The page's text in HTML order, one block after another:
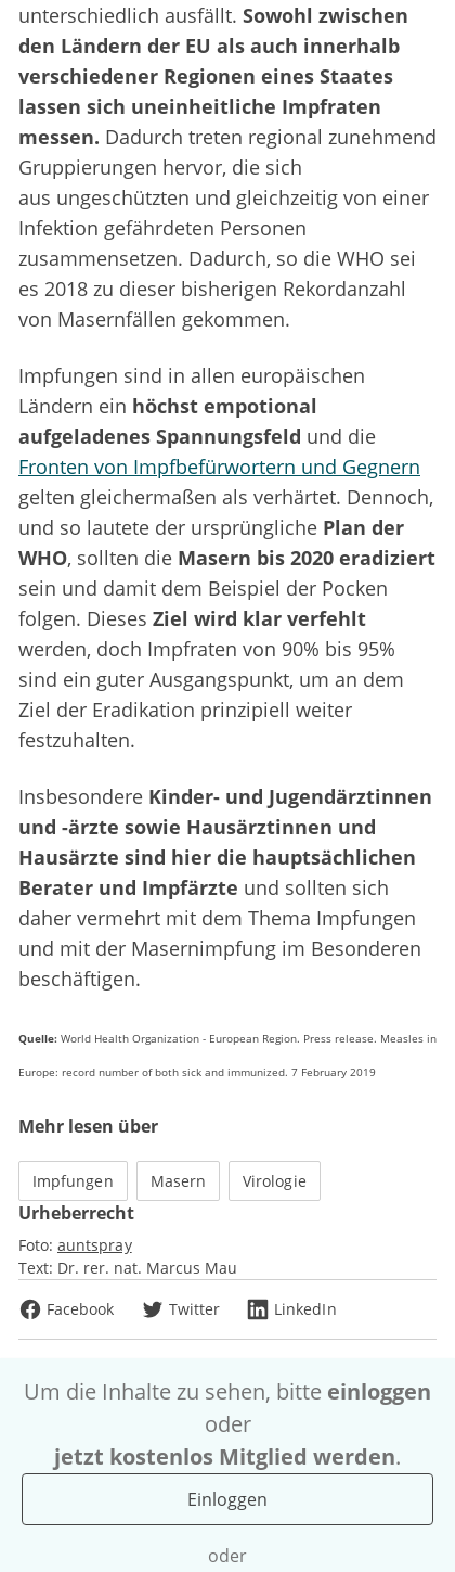
unterschiedlich ausfällt. Sowohl zwischen
den Ländern der EU als auch innerhalb
verschiedener Regionen eines Staates
lassen sich uneinheitliche Impfraten
messen. Dadurch treten regional zunehmend
Gruppierungen hervor, die sich
aus ungeschützten und gleichzeitig von einer
Infektion gefährdeten Personen
zusammensetzen. Dadurch, so die WHO sei
es 2018 zu dieser bisherigen Rekordanzahl
von Masernfällen gekommen.
Impfungen sind in allen europäischen
Ländern ein höchst empotional
aufgeladenes Spannungsfeld und die
Fronten von Impfbefürwortern und Gegnern
gelten gleichermaßen als verhärtet. Dennoch,
und so lautete der ursprüngliche Plan der
WHO, sollten die Masern bis 2020 eradiziert
sein und damit dem Beispiel der Pocken
folgen. Dieses Ziel wird klar verfehlt
werden, doch Impfraten von 90% bis 95%
sind ein guter Ausgangspunkt, um an dem
Ziel der Eradikation prinzipiell weiter
festzuhalten.
Insbesondere Kinder- und Jugendärztinnen
und -ärzte sowie Hausärztinnen und
Hausärzte sind hier die hauptsächlichen
Berater und Impfärzte und sollten sich
daher vermehrt mit dem Thema Impfungen
und mit der Masernimpfung im Besonderen
beschäftigen.
Quelle: World Health Organization - European Region. Press release. Measles in
Europe: record number of both sick and immunized. 7 February 2019
Mehr lesen über
Impfungen Masern Virologie
Urheberrecht
Foto: auntspray
Text: Dr. rer. nat. Marcus Mau
Facebook
Twitter LinkedIn
Um die Inhalte zu sehen, bitte einloggen
oder
jetzt kostenlos Mitglied werden.
Einloggen
oder